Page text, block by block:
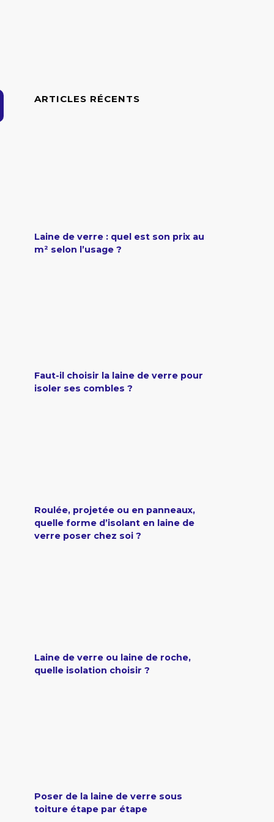
ARTICLES RÉCENTS
Laine de verre : quel est son prix au
m² selon l’usage ?
Faut-il choisir la laine de verre pour
isoler ses combles ?
Roulée, projetée ou en panneaux,
quelle forme d’isolant en laine de
verre poser chez soi ?
Laine de verre ou laine de roche,
quelle isolation choisir ?
Poser de la laine de verre sous
toiture étape par étape